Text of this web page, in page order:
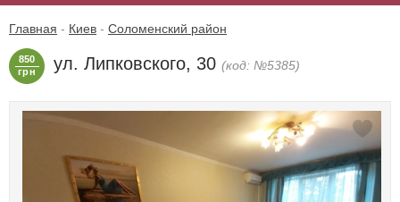
Главная - Киев - Соломенский район
850
грн
ул. Липковского, 30 (код: №5385)